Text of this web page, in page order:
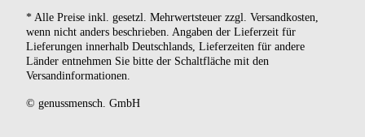
* Alle Preise inkl. gesetzl. Mehrwertsteuer zzgl. Versandkosten
wenn nicht anders beschrieben. Angaben der Lieferzeit für
Lieferungen innerhalb Deutschlands, Lieferzeiten für andere
Länder entnehmen Sie bitte der Schaltfläche mit den
Versandinformationen
© genussmensch. GmbH